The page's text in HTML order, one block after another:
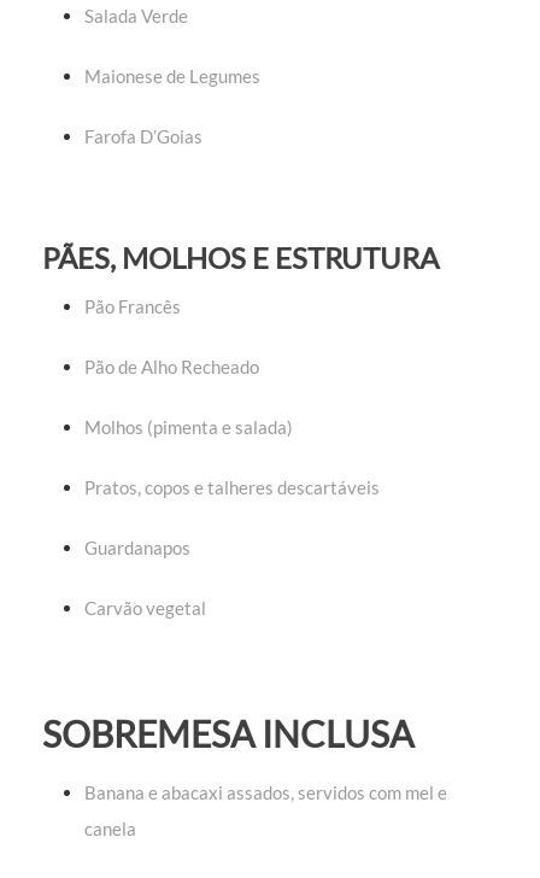
Salada Verde
Maionese de Legumes
Farofa D’Goias
PÃES, MOLHOS E ESTRUTURA
Pão Francês
Pão de Alho Recheado
Molhos (pimenta e salada)
Pratos, copos e talheres descartáveis
Guardanapos
Carvão vegetal
SOBREMESA INCLUSA
Banana e abacaxi assados, servidos com mel e
canela